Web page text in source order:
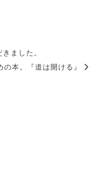
ました。
の本。『道は開ける』